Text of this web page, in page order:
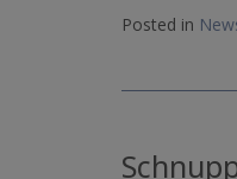
Posted in